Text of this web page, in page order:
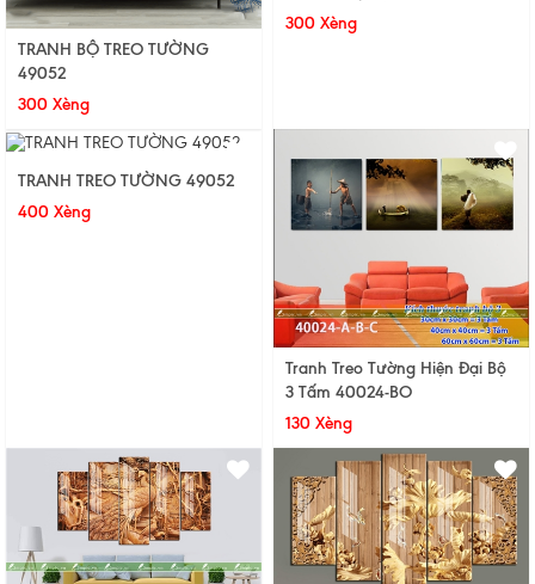
TRANH BỘ TREO TƯỜNG
49052
300 Xèng
300 Xèng
TRANH TREO TƯỜNG 49052
400 Xèng
Tranh Treo Tường Hiện Đại Bộ
3 Tấm 40024-BO
130 Xèng